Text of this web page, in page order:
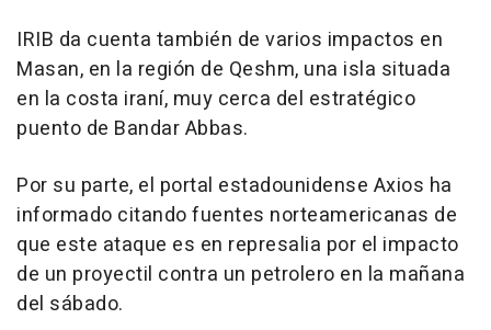
IRIB da cuenta también de varios impactos en
Masan, en la región de Qeshm, una isla situada
en la costa iraní, muy cerca del estratégico
puento de Bandar Abbas.
Por su parte, el portal estadounidense Axios ha
informado citando fuentes norteamericanas de
que este ataque es en represalia por el impacto
de un proyectil contra un petrolero en la mañana
del sábado.